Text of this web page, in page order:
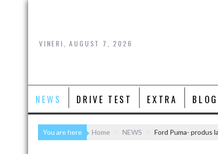
Skip
VINERI, AUGUST 7, 2026
NEWS DRIVE TEST EXTRA BLOG
You are here Home NEWS Ford Puma- produs